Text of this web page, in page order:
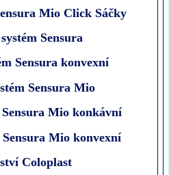
Mio Click Sáčky
Sensura
Sensura konvexní
Sensura Mio
Mio konkávní
Mio konvexní
Coloplast